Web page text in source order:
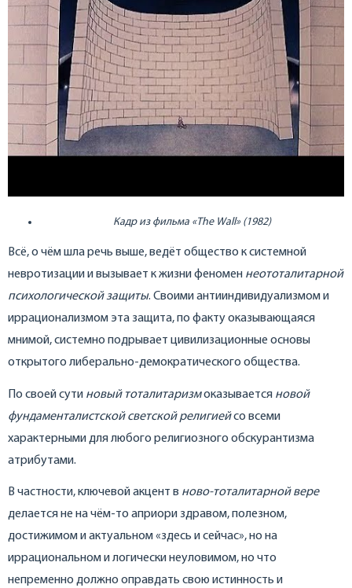
Кадр из фильма «The Wall» (1982)
Всё, о чём шла речь выше, ведёт общество к системной
невротизации и вызывает к жизни феномен неототалитарной
психологической защиты. Своими антииндивидуализмом и
иррационализмом эта защита, по факту оказывающаяся
мнимой, системно подрывает цивилизационные основы
открытого либерально-демократического общества.
По своей сути новый тоталитаризмоказывается новой
фундаменталистской светской религиейсо всеми
характерными для любого религиозного обскурантизма
атрибутами.
В частности, ключевой акцент в ново-тоталитарной вере
делается не на чём-то априори здравом, полезном,
достижимом и актуальном «здесь и сейчас», но на
иррациональном и логически неуловимом, но что
непременно должно оправдать свою истинность и